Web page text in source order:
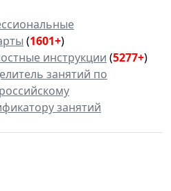
(1601+)
инструкции (5277+)
занятий по
занятий